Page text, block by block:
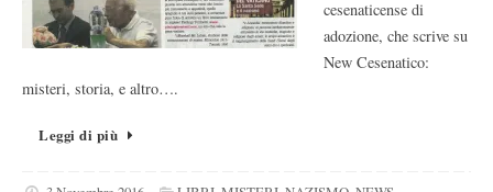
cesenaticense di
adozione, che scrive su
New Cesenatico:
misteri, storia, e altro….
Leggi di più